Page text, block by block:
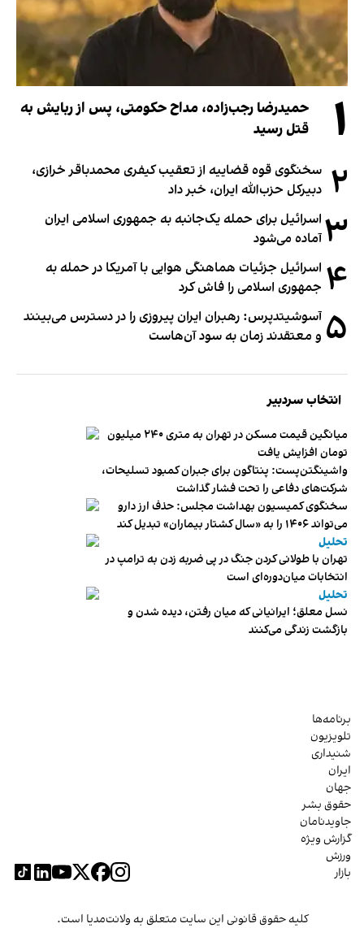
۱
حمیدرضا رجب‌زاده، مداح حکومتی، پس از ربایش به
قتل رسید
۲ سخنگوی قوه قضاییه از تعقیب کیفری محمدباقر خرازی،
دبیر‌کل حزب‌الله ایران، خبر داد
۳ اسرائیل برای حمله یک‌جانبه به جمهوری اسلامی ایران
آماده می‌شود
۴ اسرائیل جزئیات هماهنگی هوایی با آمریکا در حمله به
جمهوری اسلامی را فاش کرد
۵ آسوشیتدپرس: رهبران ایران پیروزی را در دسترس می‌بینند
و معتقدند زمان به سود آن‌هاست
انتخاب سردبیر
میانگین قیمت مسکن در تهران به متری ۲۴۰ میلیون
تومان افزایش یافت
واشینگتن‌پست: پنتاگون برای جبران کمبود تسلیحات،
شرکت‌های دفاعی را تحت فشار گذاشت
سخنگوی کمیسیون بهداشت مجلس: حذف ارز دارو
می‌تواند ۱۴۰۶ را به «سال کشتار بیماران» تبدیل کند
تحلیل
تهران با طولانی کردن جنگ در پی ضربه زدن به ترامپ در
انتخابات میان‌دوره‌ای است
تحلیل
نسل معلق؛ ایرانیانی که میان رفتن، دیده شدن و
بازگشت زندگی می‌کنند
برنامه‌ها
تلویزیون
شنیداری
ایران
جهان
حقوق بشر
جاویدنامان
گزارش ویژه
ورزش
بازار
کلیه حقوق قانونی این سایت متعلق به ولانت‌مدیا است.